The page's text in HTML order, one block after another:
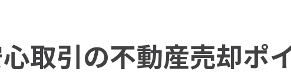
取引の不動産売却ポ